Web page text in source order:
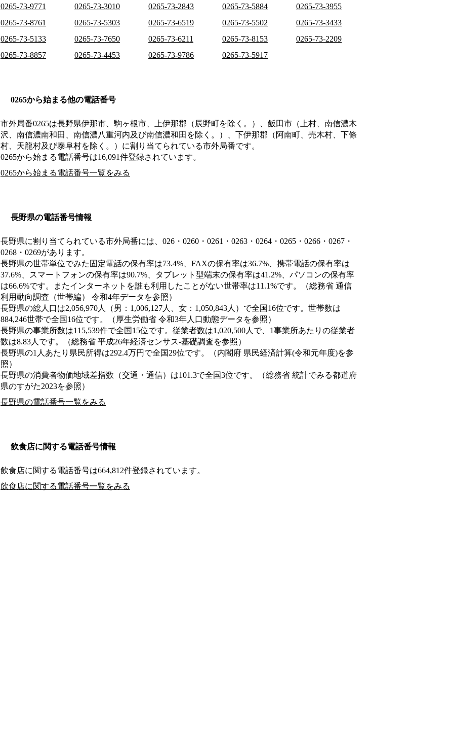
0265-73-9771
0265-73-3010 0265-73-2843 0265-73-5884
0265-73-3955
0265-73-8761
0265-73-5303 0265-73-6519 0265-73-5502
0265-73-3433
0265-73-5133
0265-73-7650 0265-73-6211 0265-73-8153
0265-73-2209
0265-73-8857
0265-73-4453 0265-73-9786 0265-73-5917
0265から始まる他の電話番号
市外局番0265は長野県伊那市、駒ヶ根市、上伊那郡（辰野町を除く。）、飯田市（上村、南信濃木
沢、南信濃南和田、南信濃八重河内及び南信濃和田を除く。）、下伊那郡（阿南町、売木村、下條
村、天龍村及び泰阜村を除く。） に割り当てられている市外局番です。
0265から始まる電話番号は16,091件登録されています。
0265から始まる電話番号一覧をみる
長野県の電話番号情報
長野県に割り当てられている市外局番には、026・0260・0261・0263・0264・0265・0266・0267・
0268・0269があります。
長野県の世帯単位でみた固定電話の保有率は73.4%、FAXの保有率は36.7%、携帯電話の保有率は
37.6%、スマートフォンの保有率は90.7%、タブレット型端末の保有率は41.2%、パソコンの保有率
は66.6%です。またインターネットを誰も利用したことがない世帯率は11.1%です。（総務省 通信
利用動向調査（世帯編） 令和4年データを参照）
長野県の総人口は2,056,970人（男：1,006,127人、女：1,050,843人）で全国16位です。世帯数は
884,246世帯で全国16位です。（厚生労働省 令和3年人口動態データを参照）
長野県の事業所数は115,539件で全国15位です。従業者数は1,020,500人で、1事業所あたりの従業者
数は8.83人です。（総務省 平成26年経済センサス‐基礎調査を参照）
長野県の1人あたり県民所得は292.4万円で全国29位です。（内閣府 県民経済計算(令和元年度)を参
照）
長野県の消費者物価地域差指数（交通・通信）は101.3で全国3位です。（総務省 統計でみる都道府
県のすがた2023を参照）
長野県の電話番号一覧をみる
飲食店に関する電話番号情報
飲食店に関する電話番号は664,812件登録されています。
飲食店に関する電話番号一覧をみる